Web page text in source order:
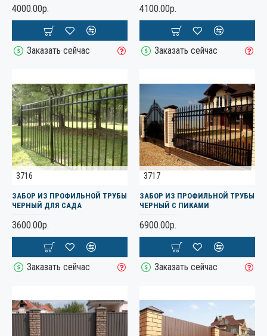
4000.00р.
Заказать сейчас
4100.00р.
Заказать сейчас
3716
ЗАБОР ИЗ ПРОФИЛЬНОЙ ТРУБЫ
ЧЕРНЫЙ ДЛЯ САДА
3600.00р.
Заказать сейчас
3717
ЗАБОР ИЗ ПРОФИЛЬНОЙ ТРУБЫ
ЧЕРНЫЙ С ПИКАМИ
6900.00р.
Заказать сейчас